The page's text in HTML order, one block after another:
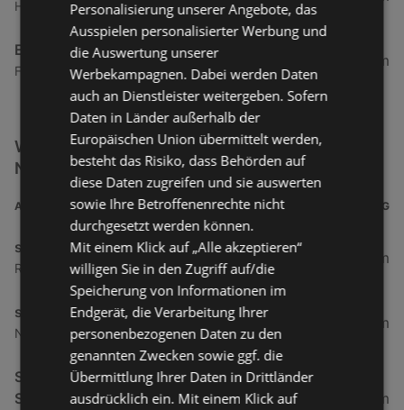
Hatlerstraße 50a, 6850 Dornbirn
EP:Willi
Feld 167, 6866 Andelsbuch
22,97 km
Weitere Elektro & Multimedia Filialen in der
Nähe
ADRESSE ENTFERNUNG
simpli.at
Roseggerstraße 8, 6890 Lustenau
6 km
simpli.at
Neudorfstraße 15, 6890 Lustenau
6,21 km
Siemens Hausgeräte erhältlich bei EP
Scheucher GmbH & Co KG
6,34 km
Personalisierung unserer Angebote, das
Ausspielen personalisierter Werbung und
die Auswertung unserer
Werbekampagnen. Dabei werden Daten
auch an Dienstleister weitergeben. Sofern
Daten in Länder außerhalb der
Europäischen Union übermittelt werden,
besteht das Risiko, dass Behörden auf
diese Daten zugreifen und sie auswerten
sowie Ihre Betroffenenrechte nicht
durchgesetzt werden können.
Mit einem Klick auf „Alle akzeptieren“
willigen Sie in den Zugriff auf/die
Speicherung von Informationen im
Endgerät, die Verarbeitung Ihrer
personenbezogenen Daten zu den
genannten Zwecken sowie ggf. die
Übermittlung Ihrer Daten in Drittländer
ausdrücklich ein. Mit einem Klick auf